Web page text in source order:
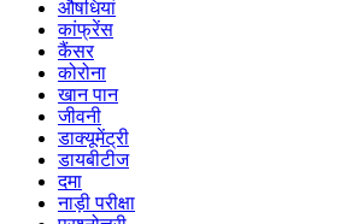
औषधियां
कांफ्रेंस
कैंसर
कोरोना
खान पान
जीवनी
डाक्यूमेंट्री
डायबीटीज
दमा
नाड़ी परीक्षा